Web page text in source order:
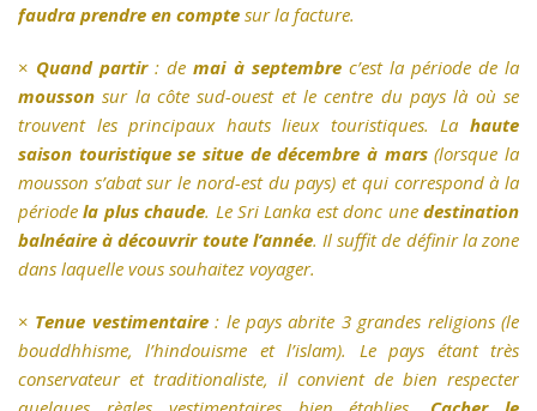
faudra prendre en compte sur la facture.
× Quand partir: demai à septembrec’est la période de la
mousson sur la côte sud-ouest et le centre du pays là où se
trouvent les principaux hauts lieux touristiques. La haute
saison touristique se situe de décembre à mars(lorsque la
mousson s’abat sur le nord-est du pays) et qui correspond à la
périodela plus chaude. Le Sri Lanka est donc unedestination
balnéaire à découvrir toute l’année. Il suffit de définir la zone
dans laquelle vous souhaitez voyager.
× Tenue vestimentaire: le pays abrite 3 grandes religions (le
bouddhhisme, l’hindouisme et l’islam). Le pays étant très
conservateur et traditionaliste, il convient de bien respecter